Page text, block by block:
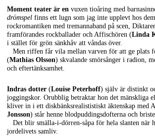
Moment teater är en vuxen tioåring med
drömspel finns ett lugn som jag inte upplevt hos
rockromantiken med tremannaband på scen,
framförandes rockballader och Affischören (Linda
i stället för grön sänkhåv att våndas över.
Men riffen får vila mellan varven för att ge plats
(Mathias Olsson) skvalande smörsånger i radion,
och eftertänksamhet.
Indras dotter (Louise Peterhoff) själv är distinkt
joggingskor. Orubblig betraktar hon det mänskliga
kliver in i ett diskbänksrealististiskt äktenskap med
Jonsson) står henne blodpuddingsdofterna och
Det blir smälla-i-dörren-såpa för hela slanten när
jordelivets samliv.